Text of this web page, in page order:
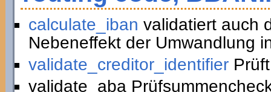
calculate_iban validatiert auch
Nebeneffekt der Umwandlung
validate_creditor_identifierPrüft
validate_aba